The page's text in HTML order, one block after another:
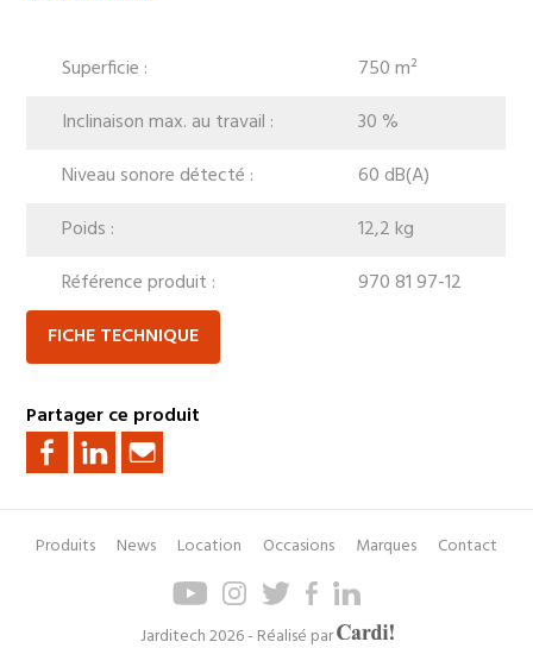
Superficie :
750 m²
Inclinaison max. au travail :
30 %
Niveau sonore détecté :
60 dB(A)
Poids :
12,2 kg
Référence produit :
970 81 97-12
FICHE TECHNIQUE
Partager ce produit
Pied
Menu
navigation
Produits News Location Occasions Marques Contact
Jarditech 2026 - Réalisé par
Axel